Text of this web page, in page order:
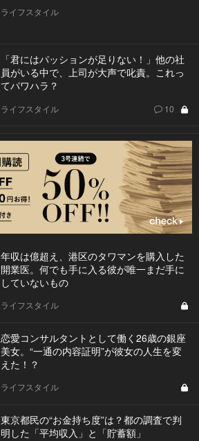
ライフスタイル
「君にはパッションが足りない！」他の社
員がいる中で、上司が大声で叱責。これっ
てパワハラ？
ライフスタイル 10
年収は億超え、港区のタワマンを購入した
開業医。何でも手に入る彼が唯一まだ手に
していないもの
ライフスタイル
恋愛コンサルタントとして働く26歳の銀座
美女。“一通の内容証明”が彼女の人生を変
えた！？
ライフスタイル
東京都民の“お金持ち度”は？都の調査で判
明した「平均収入」と「貯蓄額」